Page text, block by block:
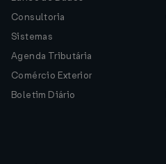
Consultoria
Sistemas
Agenda Tributária
Comércio Exterior
Boletim Diário